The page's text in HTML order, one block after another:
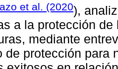
et al. (2020),
a la protección
mediante
de protección para